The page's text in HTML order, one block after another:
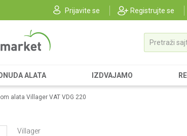
Prijavite se Registrujte se
Pretraži
ALATA IZDVAJAMO
alata Villager VAT VDG 220
Villager